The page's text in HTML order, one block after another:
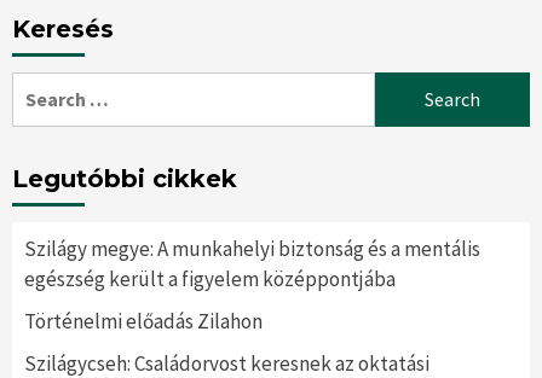
Keresés
for:
Legutóbbi cikkek
Szilágy megye: A munkahelyi biztonság és a mentális
egészség került a figyelem középpontjába
Történelmi előadás Zilahon
Szilágycseh: Családorvost keresnek az oktatási